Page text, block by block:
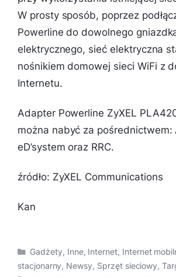
W prosty sposób, poprzez
Powerline do dowolnego
elektrycznego, sieć elektryczna
nośnikiem domowej sieci WiFi z
Internetu.
Adapter Powerline ZyXEL
można nabyć za pośrednictwem:
eD’system oraz RRC.
źródło: ZyXEL Communications
Kan
Kategorie
Gadżety, Inne, Internet, Internet
stacjonarny, Newsy, Sprzęt sieciowy,